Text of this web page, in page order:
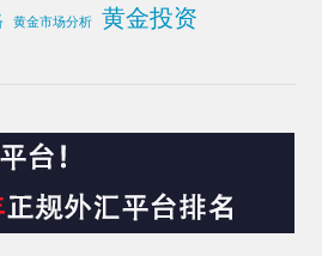
黄金市场分析 黄金投资